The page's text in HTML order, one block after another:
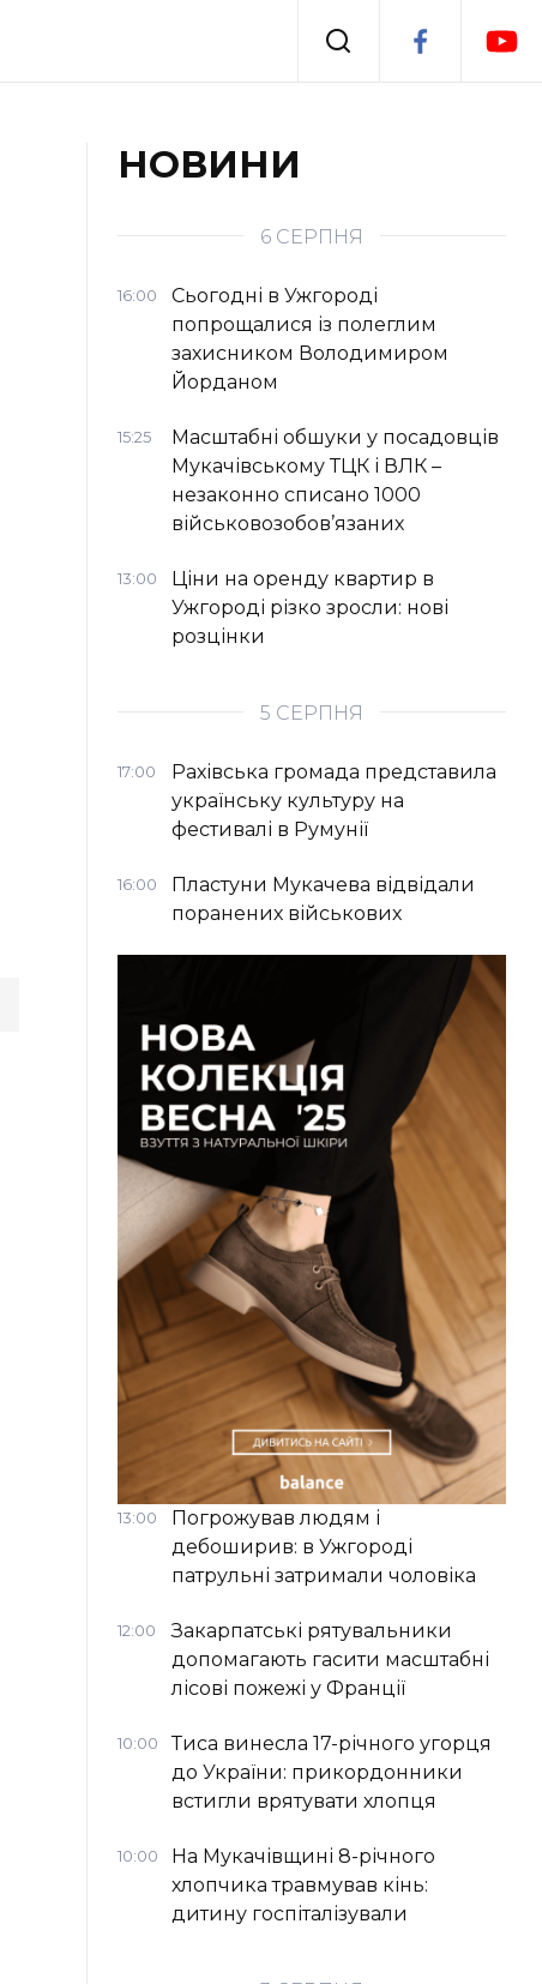
Події
НОВИНИ
6 СЕРПНЯ
16:00
Сьогодні в Ужгороді
попрощалися із полеглим
захисником Володимиром
Йорданом
15:25
Масштабні обшуки у посадовців
Мукачівському ТЦК і ВЛК –
незаконно списано 1000
військовозобов’язаних
13:00
Ціни на оренду квартир в
Ужгороді різко зросли: нові
розцінки
5 СЕРПНЯ
17:00
Рахівська громада представила
українську культуру на
фестивалі в Румунії
16:00
Пластуни Мукачева відвідали
поранених військових
13:00
Погрожував людям і
дебоширив: в Ужгороді
патрульні затримали чоловіка
12:00
Закарпатські рятувальники
допомагають гасити масштабні
лісові пожежі у Франції
10:00
Тиса винесла 17-річного угорця
до України: прикордонники
встигли врятувати хлопця
10:00
На Мукачівщині 8-річного
хлопчика травмував кінь:
дитину госпіталізували